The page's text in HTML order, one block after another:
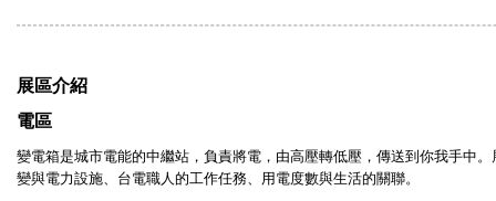
展區介紹
電區
變電箱是城市電能的中繼站，負責將電，由高壓轉低壓，傳送到你我手中
變與電力設施、台電職人的工作任務、用電度數與生活的關聯。